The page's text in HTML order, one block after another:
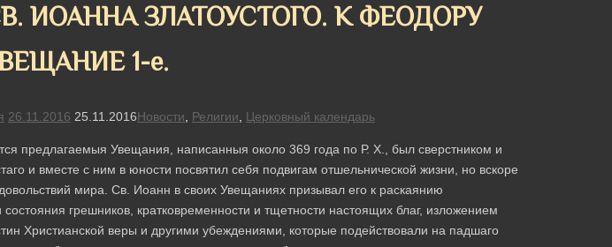
ИОАННА ЗЛАТОУСТОГО. К ФЕОДОРУ
1-е.
26.11.2016 25.11.2016Новости Религии Церковный календарь
предлагаемыя Увещания, написанныя около 369 года по Р. Х., был сверстником и
и вместе с ним в юности посвятил себя подвигам отшельнической жизни, но вскоре
мира. Св. Иоанн в своих Увещаниях призывал его к раскаянию
грешников, кратковременности и тщетности настоящих благ, изложением
Христианской веры и другими убеждениями, которые подействовали на падшаго